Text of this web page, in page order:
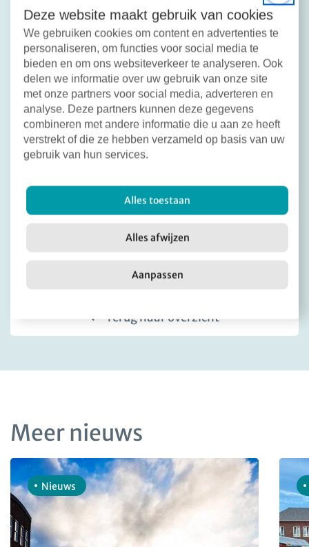
Deze website maakt gebruik van cookies
We gebruiken cookies om content en advertenties te
personaliseren, om functies voor social media te
bieden en om ons websiteverkeer te analyseren. Ook
delen we informatie over uw gebruik van onze site
met onze partners voor social media, adverteren en
analyse. Deze partners kunnen deze gegevens
combineren met andere informatie die u aan ze heeft
verstrekt of die ze hebben verzameld op basis van uw
gebruik van hun services.
Alles toestaan
Alles afwijzen
Aanpassen
Deel dit bericht:
Terug naar overzicht
Meer nieuws
Nieuws